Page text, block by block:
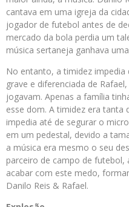
cantava em uma igreja da
jogador de futebol antes de
mercado da bola perdia um
música sertaneja ganhava
No entanto, a timidez
grave e diferenciada de
jogavam. Apenas a família
esse dom. A timidez era tanta
impedia até de segurar o
em um pedestal, devido a
a música era mesmo o seu
parceiro de campo de futebol,
acabar com este medo,
Danilo Reis & Rafael.